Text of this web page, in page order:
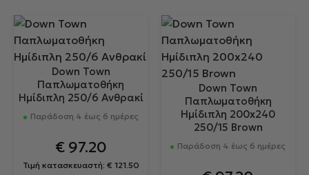
Down Town
Παπλωματοθήκη
Ημίδιπλη 250/6 Ανθρακί
Παράδοση 4 έως 6 ημέρες
€97.20
Τιμή κατασκευαστή: € 121.50
Down Town
Παπλωματοθήκη
Ημίδιπλη 200x240
250/15 Brown
Παράδοση 4 έως 6 ημέρες